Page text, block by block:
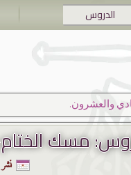
الدروس
والعشرون.
مسك